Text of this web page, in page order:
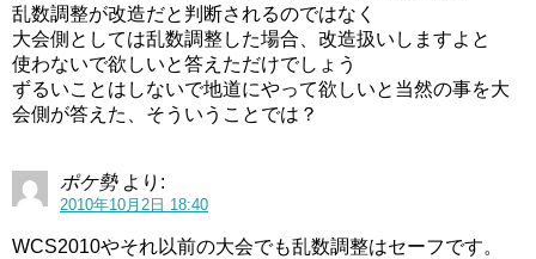
乱数調整が改造だと判断されるのではなく
大会側としては乱数調整した場合、改造扱いしますよと
使わないで欲しいと答えただけでしょう
ずるいことはしないで地道にやって欲しいと当然の事を大
会側が答えた、そういうことでは？
ポケ勢 より:
2010年10月2日 18:40
WCS2010やそれ以前の大会でも乱数調整はセーフです。